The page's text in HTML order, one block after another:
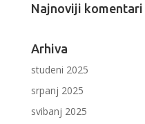
Najnoviji komentari
Arhiva
studeni 2025
srpanj 2025
svibanj 2025